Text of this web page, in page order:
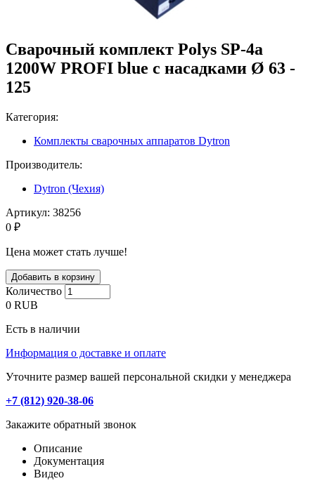
Сварочный комплект Polys SP-4a
1200W PROFI blue с насадками Ø 63 -
125
Категория:
Комплекты сварочных аппаратов Dytron
Производитель:
Dytron (Чехия)
Артикул: 38256
0 ₽
Цена может стать лучше!
Количество
0 RUB
Есть в наличии
Информация о доставке и оплате
Уточните размер вашей персональной скидки у менеджера
+7 (812) 920-38-06
Закажите обратный звонок
Описание
Документация
Видео